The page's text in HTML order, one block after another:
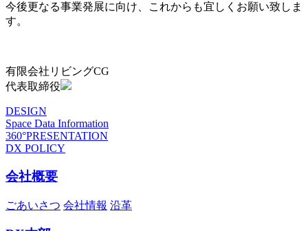
今後更なる事業発展に向け、これからも宜しくお願い致しま
す。
有限会社リビングCG
代表取締役
DESIGN
Space Data Information
360°PRESENTATION
DX POLICY
会社概要
ごあいさつ 会社情報 沿革